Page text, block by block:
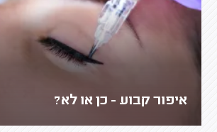
איפור קבוע - כן או לא?